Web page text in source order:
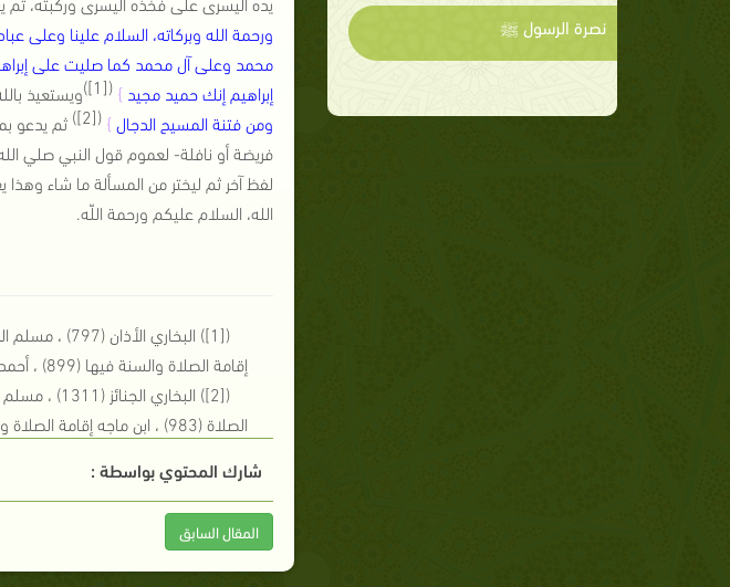
نصرة الرسول ﷺ
ورحمة الله وبركاته، السلام علينا وعلى
محمد وعلى آل محمد كما صليت على
إبراهيم إنك حميد مجيد }
(
[1]
)ويستعيذ
ومن فتنة المسيح الدجال}
(
[2]
)ثم يدعو
فريضة أو نافلة- لعموم قول النبي صلي
لفظ آخر ثم ليختر من المسألة ما شاء
الله، السلام عليكم ورحمة اللّه.
(
[1]
إقامة الصلاة والسنة فيها (899) ، أحمد (1/428) ، الدارمي الصلاة (1340) .
(
[2]
الصلاة (983) ، ابن ماجه إقامة الصلاة والسنة فيها (909) ، أحمد (2/ 454) ، الدارمي الصلاة (1344) .
شارك المحتوي بواسطة :
المقال السابق